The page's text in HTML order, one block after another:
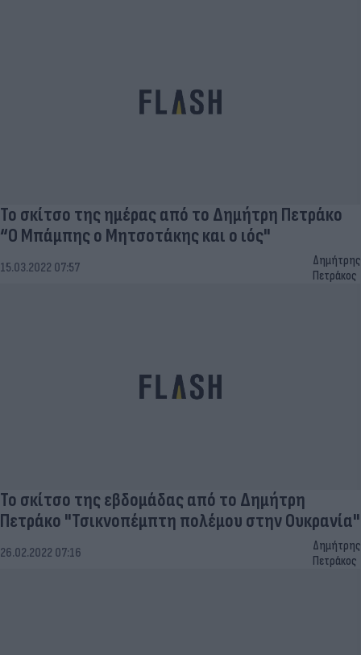
Το σκίτσο της ημέρας από το Δημήτρη Πετράκο
“Ο Μπάμπης ο Μητσοτάκης και ο ιός"
15.03.2022 07:57
Δημήτρης
Πετράκος
Το σκίτσο της εβδομάδας από το Δημήτρη
Πετράκο "Τσικνοπέμπτη πολέμου στην Ουκρανία"
26.02.2022 07:16
Δημήτρης
Πετράκος